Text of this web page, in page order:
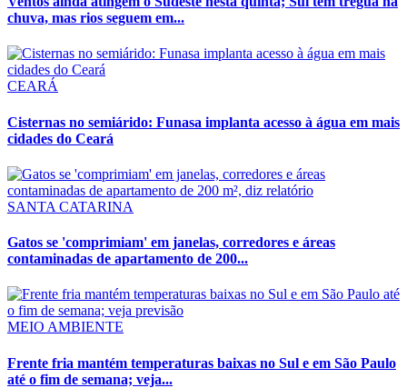
chuva, mas rios seguem em...
CEARÁ
Cisternas no semiárido: Funasa implanta acesso à água em mais
cidades do Ceará
SANTA CATARINA
Gatos se 'comprimiam' em janelas, corredores e áreas
contaminadas de apartamento de 200...
MEIO AMBIENTE
Frente fria mantém temperaturas baixas no Sul e em São Paulo
até o fim de semana; veja...